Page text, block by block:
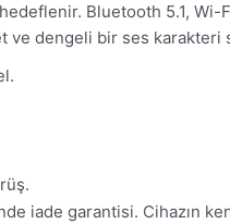
Bluetooth 5.1,
dengeli bir ses karakteri
iade garantisi. Cihazın